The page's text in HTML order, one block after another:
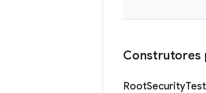
Construtores
RootSecurityTest